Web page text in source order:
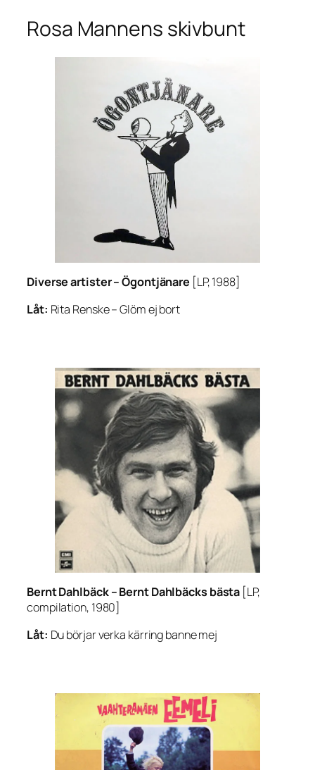
Rosa Mannens skivbunt
Diverse artister –Ögontjänare [LP, 1988]
Låt: Rita Renske –Glöm ej bort
Bernt Dahlbäck –Bernt Dahlbäcks bästa [LP,
compilation, 1980]
Låt: Du börjar verka kärring banne mej